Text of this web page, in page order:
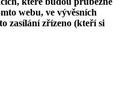
webu, ve vývěsních
zasílání zřízeno (kteří si